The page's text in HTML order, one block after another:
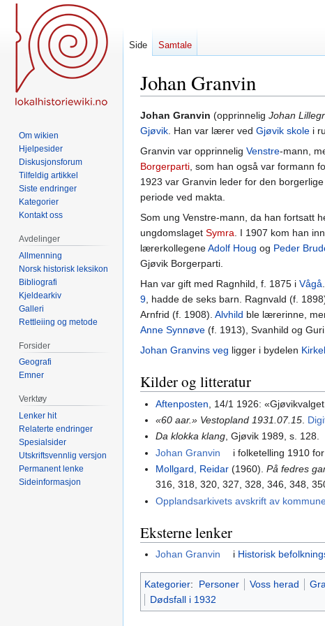
Johan Granvin
Hopp
til
navigering
Hopp
til
søk
Johan Granvin (opprinnelig Johan
Gjøvik. Han var lærer ved Gjøvik skole i
Granvin var opprinnelig Venstre-mann,
Borgerparti, som han også var formann
1923 var Granvin leder for den
periode ved makta.
Som ung Venstre-mann, da han fortsatt
ungdomslaget Symra. I 1907 kom han
lærerkollegeneAdolf Houg og Peder
Gjøvik Borgerparti.
Han var gift med Ragnhild, f. 1875 i Vågå
9, hadde de seks barn. Ragnvald (f.
Arnfrid (f. 1908). Alvhild ble lærerinne,
Anne Synnøve (f. 1913), Svanhild og
Johan Granvins veg ligger i bydelen
Kilder og litteratur
Aftenposten , 14/1 1926:
«60 aar.» Vestopland 1931.07.15
Da klokka klang, Gjøvik 1989, s. 128.
Johan Granvin
i folketelling 1910
Mollgard, Reidar (1960).På fedres
316, 318, 320, 327, 328, 346, 348,
Opplandsarkivets avskrift av
Eksterne lenker
Johan Granvin i Historisk
Kategorier: Personer Voss herad
Dødsfall i 1932
Side Samtale
Om wikien
Hjelpesider
Diskusjonsforum
Tilfeldig artikkel
Siste endringer
Kategorier
Kontakt oss
Avdelinger
Allmenning
Norsk historisk leksikon
Bibliografi
Kjeldearkiv
Galleri
Rettleiing og metode
Forsider
Geografi
Emner
Verktøy
Lenker hit
Relaterte endringer
Spesialsider
Utskriftsvennlig versjon
Permanent lenke
Sideinformasjon